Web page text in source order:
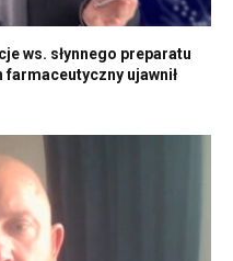
ws. słynnego preparatu
ujawnił